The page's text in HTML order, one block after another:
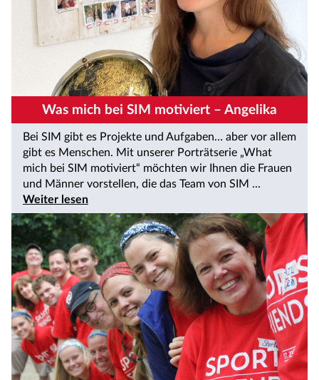
Was mich bei SIM motiviert – Angelika
Bei SIM gibt es Projekte und Aufgaben… aber vor allem
gibt es Menschen. Mit unserer Porträtserie „What
mich bei SIM motiviert“ möchten wir Ihnen die Frauen
und Männer vorstellen, die das Team von SIM ...
Weiter lesen